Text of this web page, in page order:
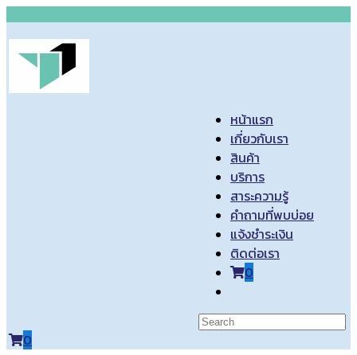
content
หน้าแรก
เกี่ยวกับเรา
สินค้า
บริการ
สาระความรู้
คำถามที่พบบ่อย
แจ้งชำระเงิน
ติดต่อเรา
0
website
search
0